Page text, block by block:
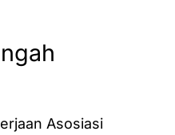
Asosiasi